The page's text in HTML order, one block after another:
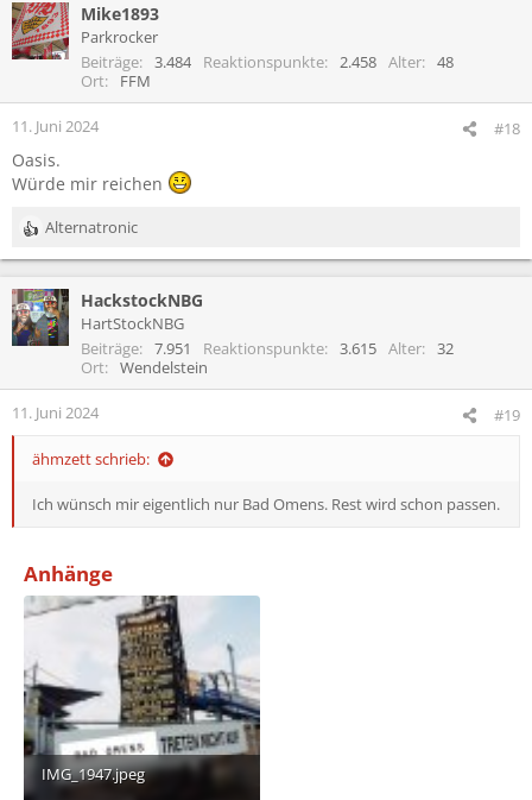
k
t
i
n
e
:
Mike1893
Parkrocker
Beiträge
3.484 Reaktionspunkte 2.458 Alter
48
Ort
FFM
11. Juni 2024 #18
Oasis.
Würde mir reichen
R
e
k
t
i
n
e
Alternatronic
HackstockNBG
HartStockNBG
Beiträge
7.951 Reaktionspunkte 3.615 Alter
32
Ort
Wendelstein
11. Juni 2024 #19
ähmzett schrieb:
Ich wünsch mir eigentlich nur Bad Omens. Rest wird schon passen.
Anhänge
IMG_1947.jpeg